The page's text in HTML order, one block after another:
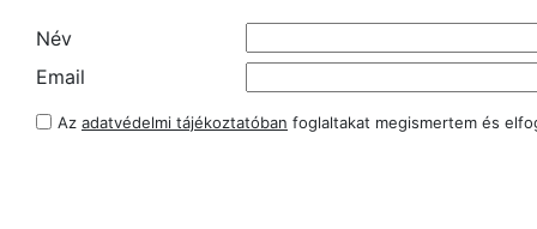
Név
Email
Az adatvédelmi tájékoztatóban foglaltakat megismertem és